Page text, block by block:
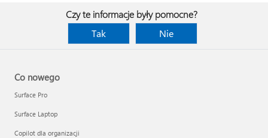
Czy te informacje były pomocne?
Tak
Nie
Co nowego
Surface Pro
Surface Laptop
Copilot dla organizacji